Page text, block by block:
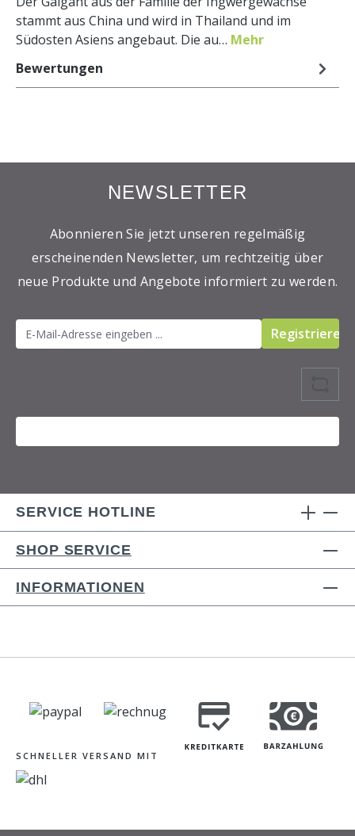
stammt aus China und wird in Thailand und im
Südosten Asiens angebaut. Die au… Mehr
Bewertungen
NEWSLETTER
Abonnieren Sie jetzt unseren regelmäßig
erscheinenden Newsletter, um rechtzeitig über
neue Produkte und Angebote informiert zu werden.
Registrieren
SERVICE HOTLINE
SHOP SERVICE
INFORMATIONEN
SCHNELLER VERSAND MIT